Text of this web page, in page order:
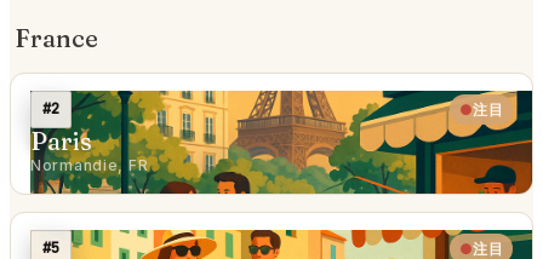
France
#2 注目
Paris
Normandie, FR
#5 注目